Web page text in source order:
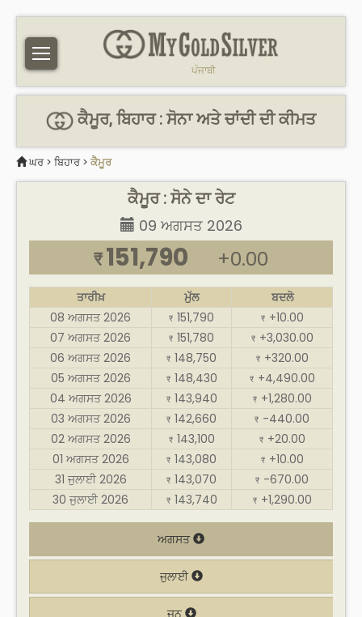
ਪੰਜਾਬੀ
ਕੈਮੂਰ, ਬਿਹਾਰ : ਸੋਨਾ ਅਤੇ ਚਾਂਦੀ ਦੀ ਕੀਮਤ
ਘਰ > ਬਿਹਾਰ > ਕੈਮੂਰ
ਕੈਮੂਰ : ਸੋਨੇ ਦਾ ਰੇਟ
09 ਅਗਸਤ 2026
₹ 151,790 +0.00
ਤਾਰੀਖ਼ ਮੁੱਲ
ਬਦਲੋ
08 ਅਗਸਤ 2026
₹ 151,790 ₹ +10.00
07 ਅਗਸਤ 2026
₹ 151,780 ₹ +3,030.00
06 ਅਗਸਤ 2026
₹ 148,750 ₹ +320.00
05 ਅਗਸਤ 2026
₹ 148,430 ₹ +4,490.00
04 ਅਗਸਤ 2026
₹ 143,940 ₹ +1,280.00
03 ਅਗਸਤ 2026
₹ 142,660 ₹ -440.00
02 ਅਗਸਤ 2026
₹ 143,100 ₹ +20.00
01 ਅਗਸਤ 2026
₹ 143,080 ₹ +10.00
31 ਜੁਲਾਈ 2026
₹ 143,070 ₹ -670.00
30 ਜੁਲਾਈ 2026
₹ 143,740 ₹ +1,290.00
ਅਗਸਤ
ਜੁਲਾਈ
ਜੂਨ